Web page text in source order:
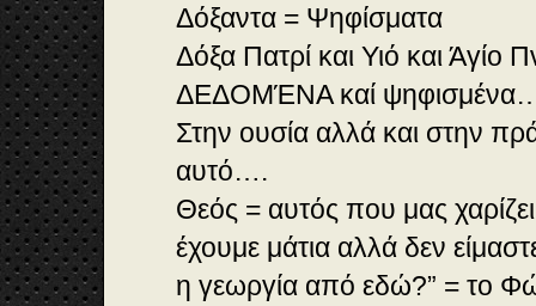
Δόξαντα = Ψηφίσματα
Δόξα Πατρί και Υιό και Άγίο
ΔΕΔΟΜΈΝΑ καί
Στην ουσία αλλά και στην
αυτό….
Θεός = αυτός που μας
έχουμε μάτια αλλά δεν
η γεωργία από εδώ?” = το